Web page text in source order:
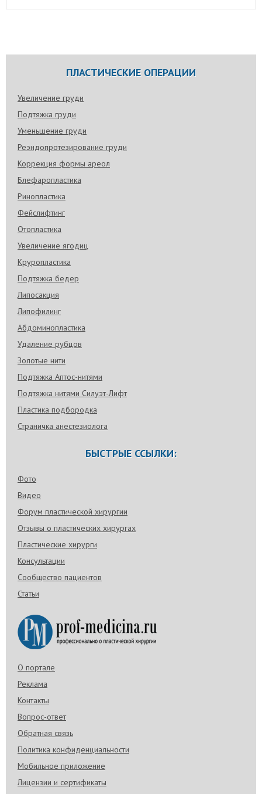
ПЛАСТИЧЕСКИЕ ОПЕРАЦИИ
Увеличение груди
Подтяжка груди
Уменьшение груди
Реэндопротезирование груди
Коррекция формы ареол
Блефаропластика
Ринопластика
Фейслифтинг
Отопластика
Увеличение ягодиц
Круропластика
Подтяжка бедер
Липосакция
Липофилинг
Абдоминопластика
Удаление рубцов
Золотые нити
Подтяжка Аптос-нитями
Подтяжка нитями Силуэт-Лифт
Пластика подбородка
Страничка анестезиолога
БЫСТРЫЕ ССЫЛКИ:
Фото
Видео
Форум пластической хирургии
Отзывы о пластических хирургах
Пластические хирурги
Консультации
Сообщество пациентов
Статьи
О портале
Реклама
Контакты
Вопрос-ответ
Обратная связь
Политика конфиденциальности
Мобильное приложение
Лицензии и сертификаты